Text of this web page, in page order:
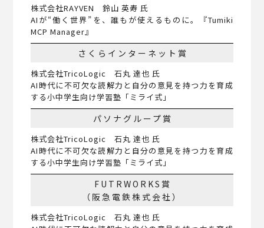
株式会社RAYVEN 鈴山 英寿 氏
AIが“働く世界”を、誰もが使えるものに。『Tumiki
MCP Manager』
さくらインターネット賞
株式会社TricoLogic 石丸 達也 氏
AI時代に不可欠な読解力と自分の意見を持つ力を育成
する小中学生向け学習塾「ミライ式」
パソナグループ賞
株式会社TricoLogic 石丸 達也 氏
AI時代に不可欠な読解力と自分の意見を持つ力を育成
する小中学生向け学習塾「ミライ式」
FUTRWORKS賞
（阪急電鉄株式会社）
株式会社TricoLogic 石丸 達也 氏